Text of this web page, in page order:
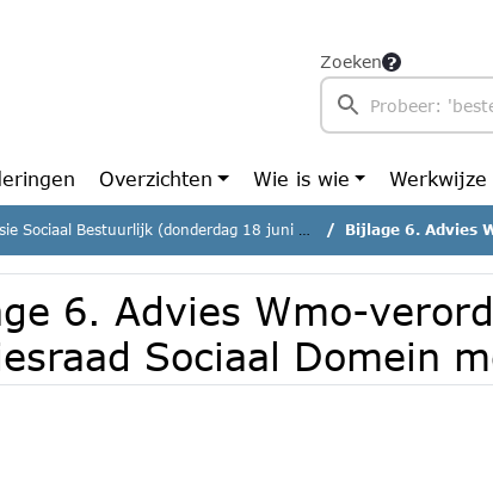
Zoeken
Overzichten Wie is wie Werkwijze
Sociaal Bestuurlijk (donderdag 18 juni 2026) Bijlage 6. Advies Wmo-
6. Advies Wmo-
Sociaal Domein